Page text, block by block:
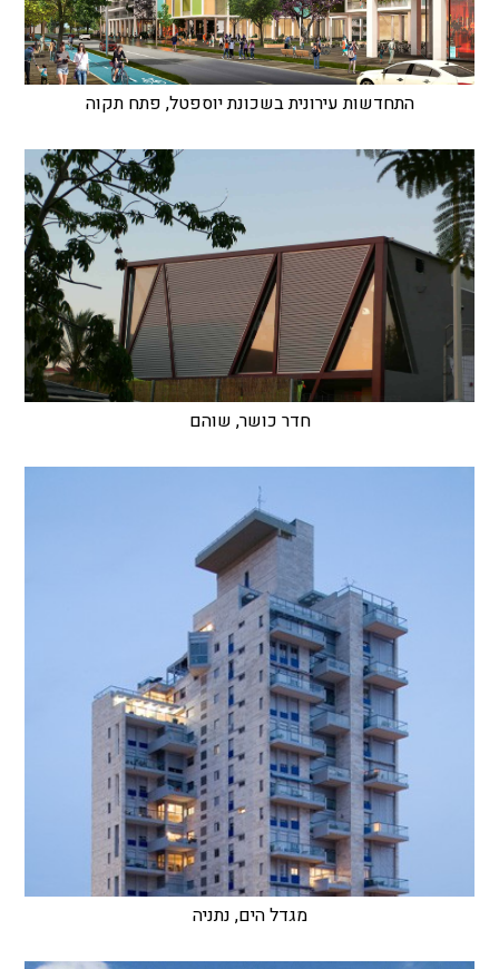
התחדשות עירונית בשכונת יוספטל, פתח תקוה
חדר כושר, שוהם
מגדל הים, נתניה